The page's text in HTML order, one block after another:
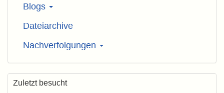
Blogs
Dateiarchive
Nachverfolgungen
Zuletzt besucht